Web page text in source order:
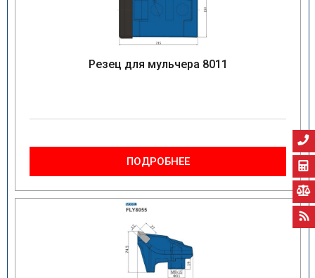
Резец для мульчера 8011
ПОДРОБНЕЕ